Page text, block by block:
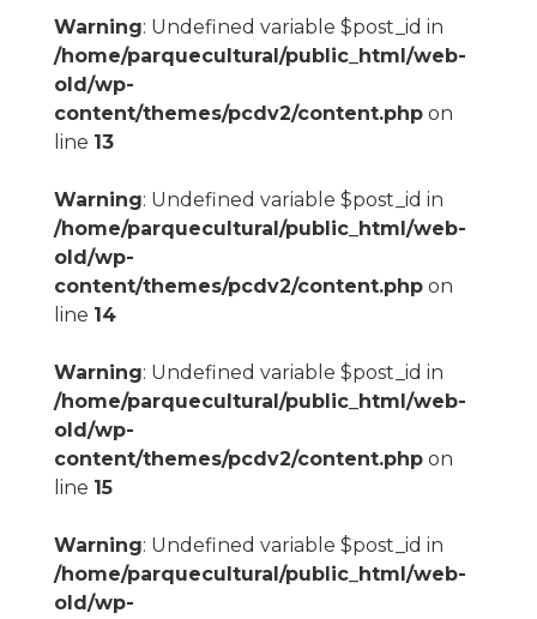
Warning: Undefined variable $post_id in
/home/parquecultural/public_html/web-
old/wp-
content/themes/pcdv2/content.phpon
line 13
Warning: Undefined variable $post_id in
/home/parquecultural/public_html/web-
old/wp-
content/themes/pcdv2/content.phpon
line 14
Warning: Undefined variable $post_id in
/home/parquecultural/public_html/web-
old/wp-
content/themes/pcdv2/content.phpon
line 15
Warning: Undefined variable $post_id in
/home/parquecultural/public_html/web-
old/wp-